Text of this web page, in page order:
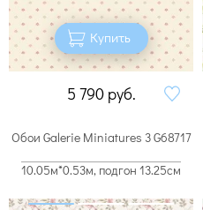
Купить
5 790 руб.
Обои Galerie Miniatures 3 G68717
10.05м*0.53м, подгон 13.25см